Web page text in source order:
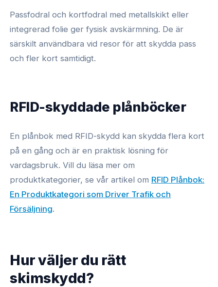
Passfodral och kortfodral med metallskikt eller
integrerad folie ger fysisk avskärmning. De är
särskilt användbara vid resor för att skydda pass
och fler kort samtidigt.
RFID-skyddade plånböcker
En plånbok med RFID-skydd kan skydda flera kort
på en gång och är en praktisk lösning för
vardagsbruk. Vill du läsa mer om
produktkategorier, se vår artikel om RFID Plånbok:
En Produktkategori som Driver Trafik och
Försäljning.
Hur väljer du rätt
skimskydd?